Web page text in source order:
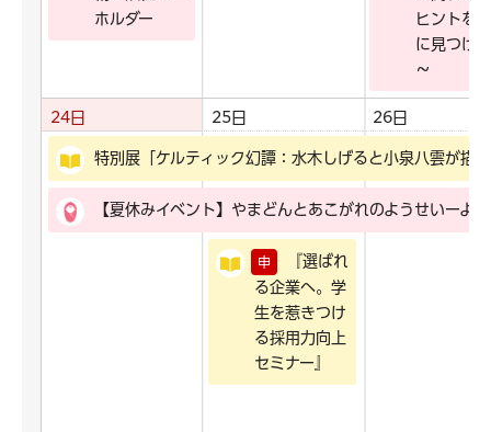
ホルダー
ヒントを
に見つけ
～
24日 25日 26日
特別展「ケルティック幻譚：水木しげると小泉八雲が描
【夏休みイベント】やまどんとあこがれのようせいーよ
申
『選ばれ
る企業へ。学
生を惹きつけ
る採用力向上
セミナー』